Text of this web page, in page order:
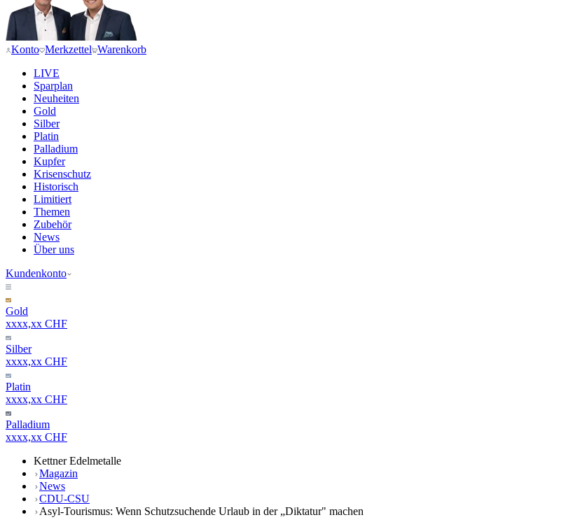
Konto Merkzettel Warenkorb
LIVE
Sparplan
Neuheiten
Gold
Silber
Platin
Palladium
Kupfer
Krisenschutz
Historisch
Limitiert
Themen
Zubehör
News
Über uns
Kundenkonto
Gold
xxxx,xx CHF
Silber
xxxx,xx CHF
Platin
xxxx,xx CHF
Palladium
xxxx,xx CHF
Kettner Edelmetalle
Magazin
News
CDU-CSU
Asyl-Tourismus: Wenn Schutzsuchende Urlaub in der „Diktatur" machen